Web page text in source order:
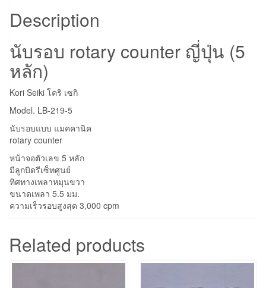
Description
นับรอบ rotary counter ญี่ปุ่น (5
หลัก)
Kori Seiki โคริ เซกิ
Model. LB-219-5
นับรอบแบบ แมคคานิค
rotary counter
หน้าจอตัวเลข 5 หลัก
มีลูกบิดรีเซ็ทศูนย์
ทิศทางเพลาหมุนขวา
ขนาดเพลา 5.5 มม.
ความเร็วรอบสูงสุด 3,000 cpm
Related products